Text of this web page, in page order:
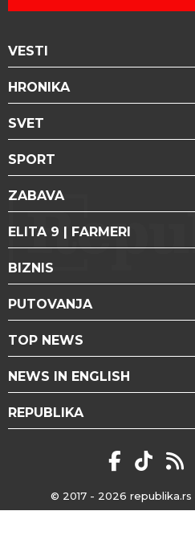
VESTI
HRONIKA
SVET
SPORT
ZABAVA
ELITA 9 | FARMERI
BIZNIS
PUTOVANJA
TOP NEWS
NEWS IN ENGLISH
REPUBLIKA
© 2017 - 2026 republika.rs